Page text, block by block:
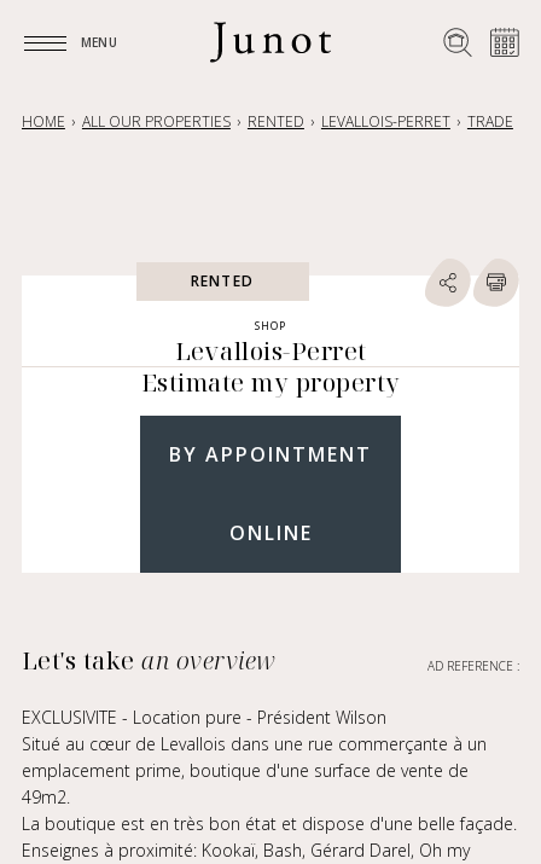
MENU
HOME ALL OUR PROPERTIES RENTED LEVALLOIS-PERRET TRADE
RENTED
SHOP
Levallois-Perret
Estimate my property
BY APPOINTMENT
ONLINE
Let's takean overview AD REFERENCE :
EXCLUSIVITE - Location pure - Président Wilson
Situé au cœur de Levallois dans une rue commerçante à un
emplacement prime, boutique d'une surface de vente de
49m2.
La boutique est en très bon état et dispose d'une belle façade.
Enseignes à proximité: Kookaï, Bash, Gérard Darel, Oh my